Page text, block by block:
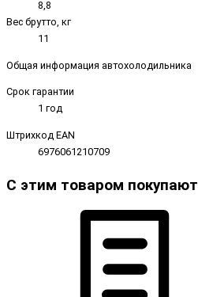
8,8
Вес брутто, кг
11
Общая информация автохолодильника
Срок гарантии
1 год
Штрихкод EAN
6976061210709
С этим товаром покупают